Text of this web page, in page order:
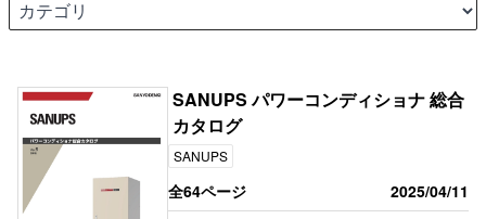
SANUPS パワーコンディショナ 総合
カタログ
SANUPS
全64ページ 2025/04/11